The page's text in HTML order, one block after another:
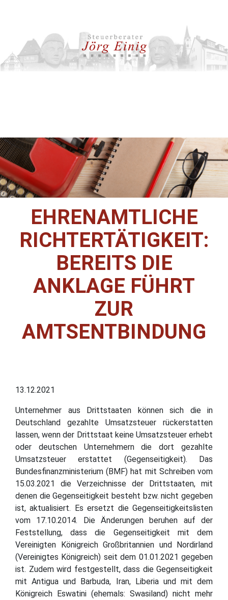
EHRENAMTLICHE
RICHTERTÄTIGKEIT:
BEREITS DIE
ANKLAGE FÜHRT
ZUR
AMTSENTBINDUNG
13.12.2021
Unternehmer aus Drittstaaten können sich die in
Deutschland gezahlte Umsatzsteuer rückerstatten
lassen, wenn der Drittstaat keine Umsatzsteuer erhebt
oder deutschen Unternehmern die dort gezahlte
Umsatzsteuer erstattet (Gegenseitigkeit). Das
Bundesfinanzministerium (BMF) hat mit Schreiben vom
15.03.2021 die Verzeichnisse der Drittstaaten, mit
denen die Gegenseitigkeit besteht bzw. nicht gegeben
ist, aktualisiert. Es ersetzt die Gegenseitigkeitslisten
vom 17.10.2014. Die Änderungen beruhen auf der
Feststellung, dass die Gegenseitigkeit mit dem
Vereinigten Königreich Großbritannien und Nordirland
(Vereinigtes Königreich) seit dem 01.01.2021 gegeben
ist. Zudem wird festgestellt, dass die Gegenseitigkeit
mit Antigua und Barbuda, Iran, Liberia und mit dem
Königreich Eswatini (ehemals: Swasiland) nicht mehr